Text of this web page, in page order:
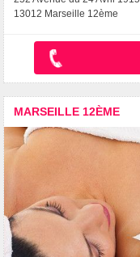
13012 Marseille 12ème
MARSEILLE 12ÈME